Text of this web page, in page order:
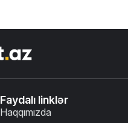
Faydalı linklər
Haqqımızda